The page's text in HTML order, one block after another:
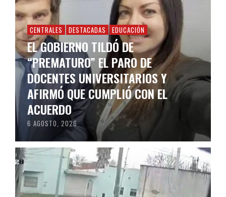
CENTRALES DESTACADAS EDUCACIÓN
EL GOBIERNO TILDÓ DE
“PREMATURO” EL PARO DE
DOCENTES UNIVERSITARIOS Y
AFIRMÓ QUE CUMPLIÓ CON EL
ACUERDO
6 AGOSTO, 2026